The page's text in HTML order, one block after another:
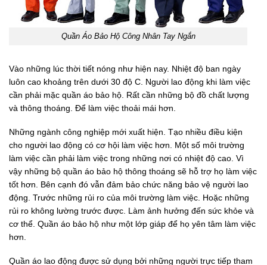
Quần Áo Bảo Hộ Công Nhân Tay Ngắn
Vào những lúc thời tiết nóng như hiện nay. Nhiệt độ ban ngày
luôn cao khoảng trên dưới 30 độ C. Người lao động khi làm việc
cần phải mặc quần áo bảo hộ. Rất cần những bộ đồ chất lượng
và thông thoáng. Để làm việc thoải mái hơn.
Những ngành công nghiệp mới xuất hiện. Tạo nhiều điều kiện
cho người lao động có cơ hội làm việc hơn. Một số môi trường
làm việc cần phải làm việc trong những nơi có nhiệt độ cao. Vì
vậy những bộ quần áo bảo hộ thông thoáng sẽ hỗ trợ họ làm việc
tốt hơn. Bên cạnh đó vẫn đảm bảo chức năng bảo vệ người lao
động. Trước những rủi ro của môi trường làm việc. Hoặc những
rủi ro không lường trước được. Làm ảnh hưởng đến sức khỏe và
cơ thể. Quần áo bảo hộ như một lớp giáp để họ yên tâm làm việc
hơn.
Quần áo lao động được sử dụng bởi những người trực tiếp tham